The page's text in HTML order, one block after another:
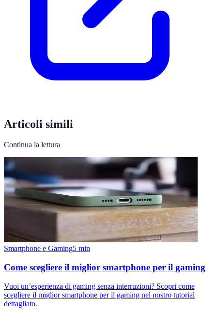
Articoli simili
Continua la lettura
Smartphone e Gaming5 min
Come scegliere il miglior smartphone per il gaming
Vuoi un’esperienza di gaming senza interruzioni? Scopri come
scegliere il miglior smartphone per il gaming nel nostro tutorial
dettagliato.